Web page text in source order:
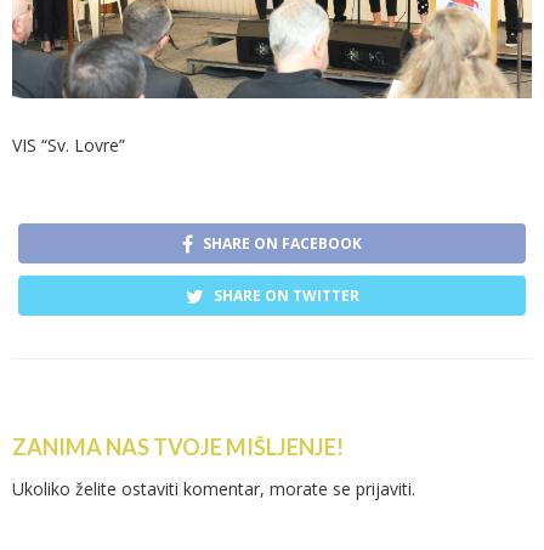
VIS “Sv. Lovre”
SHARE ON FACEBOOK
SHARE ON TWITTER
ZANIMA NAS TVOJE MIŠLJENJE!
Ukoliko želite ostaviti komentar, morate se prijaviti.